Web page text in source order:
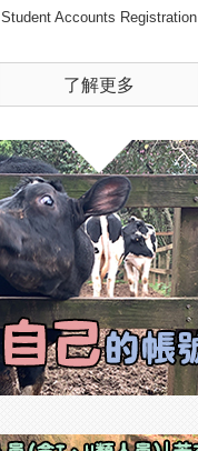
Student Accounts Registration
了解更多